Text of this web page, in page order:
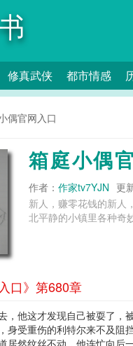
修真武侠 都市情感
偶官网入口
箱庭小偶
作者： 作家tv7YJN 更
新人，赚零花钱的新人
口》第680章
，他这才发现自己被耍了，
身受重伤的利特尔来不及阻
居然纹丝不动，他连忙向后